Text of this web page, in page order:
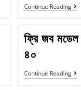
Continue Reading
ফ্রি জব মডেল
৪০
Continue Reading